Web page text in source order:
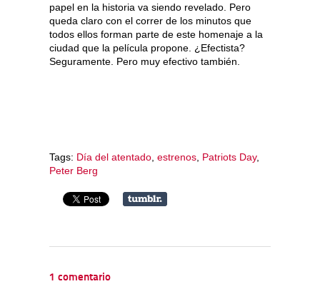
papel en la historia va siendo revelado. Pero
queda claro con el correr de los minutos que
todos ellos forman parte de este homenaje a la
ciudad que la película propone. ¿Efectista?
Seguramente. Pero muy efectivo también.
Tags: Día del atentado estrenos Patriots Day,
Peter Berg
1 comentario